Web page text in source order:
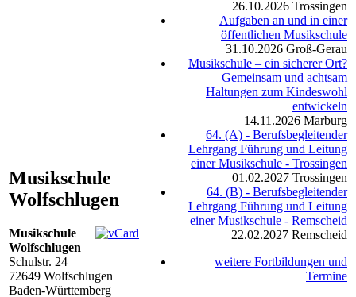
Musikschule
Wolfschlugen
Musikschule
Wolfschlugen
Schulstr. 24
72649 Wolfschlugen
Baden-Württemberg
26.10.2026 Trossingen
Aufgaben an und in einer
öffentlichen Musikschule
31.10.2026 Groß-Gerau
Musikschule – ein sicherer Ort?
Gemeinsam und achtsam
Haltungen zum Kindeswohl
entwickeln
14.11.2026 Marburg
64. (A) - Berufsbegleitender
Lehrgang Führung und Leitung
einer Musikschule - Trossingen
01.02.2027 Trossingen
64. (B) - Berufsbegleitender
Lehrgang Führung und Leitung
einer Musikschule - Remscheid
22.02.2027 Remscheid
weitere Fortbildungen und
Termine